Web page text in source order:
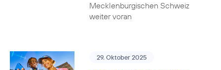
Mecklenburgischen Schweiz
weiter voran
29. Oktober 2025